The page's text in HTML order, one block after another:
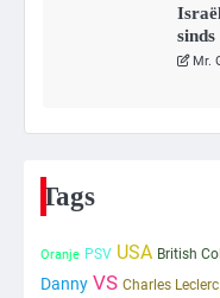
Mr.
6
1
Tags
Oranje PSV USA British
Danny VS Charles Leclerc